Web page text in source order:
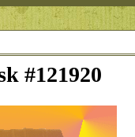
#121920